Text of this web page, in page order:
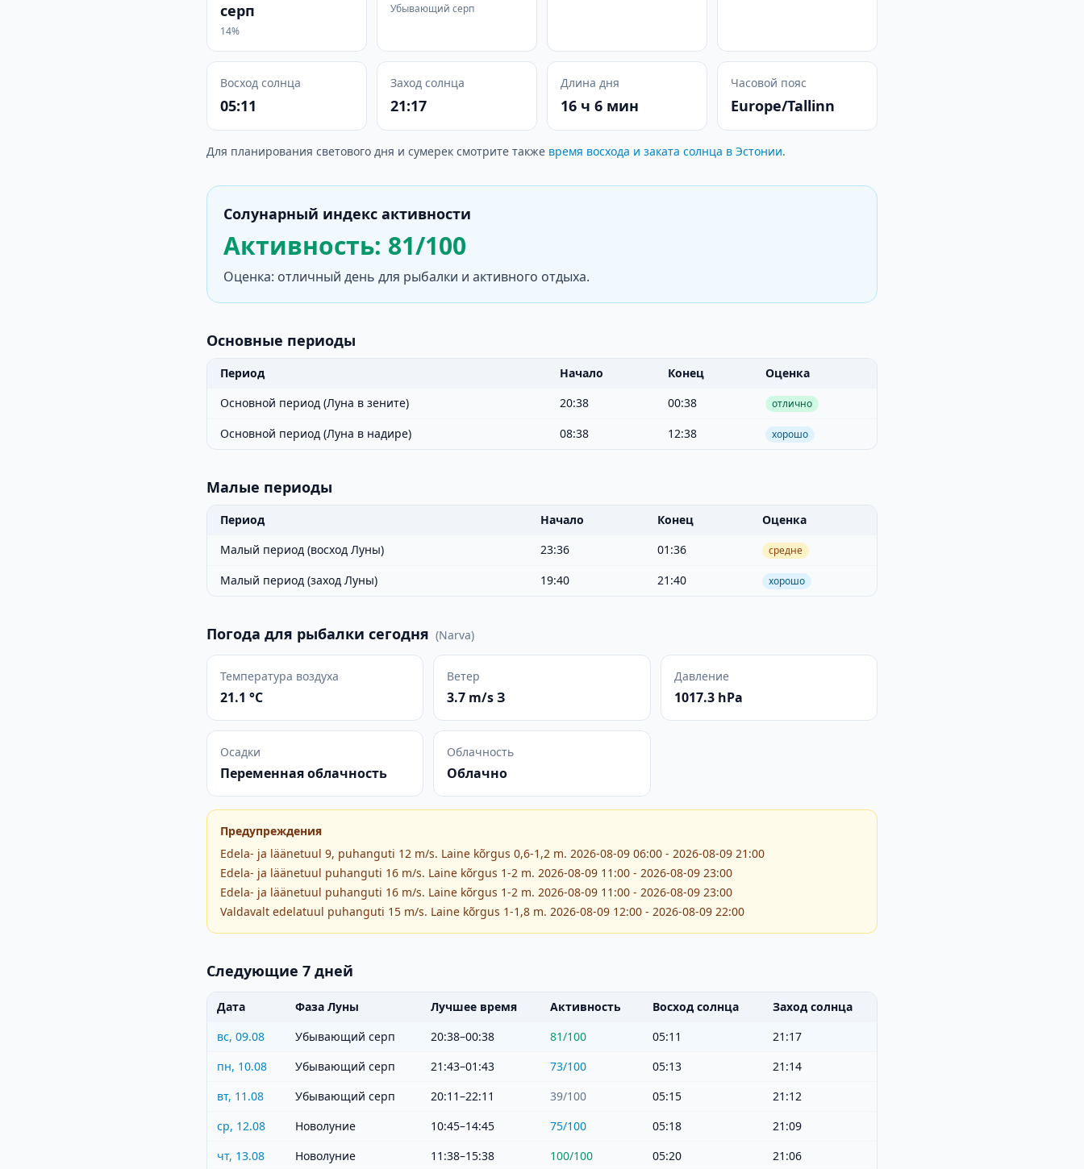
серп
14%
Убывающий серп
Восход солнца
05:11
Заход солнца
21:17
Длина дня
16 ч 6 мин
Часовой пояс
Europe/Tallinn
Для планирования светового дня и сумерек смотрите также время восхода и заката солнца в Эстонии.
Солунарный индекс активности
Активность: 81/100
Оценка: отличный день для рыбалки и активного отдыха.
Основные периоды
Период Начало Конец
Оценка
Основной период (Луна в зените)
20:38 00:38 отлично
Основной период (Луна в надире) 08:38 12:38 хорошо
Малые периоды
Период Начало Конец
Оценка
Малый период (восход Луны)
23:36 01:36 средне
Малый период (заход Луны) 19:40 21:40 хорошо
Погода для рыбалки сегодня (Narva)
Температура воздуха
21.1 °C
Ветер
3.7 m/s З
Давление
1017.3 hPa
Осадки
Переменная облачность
Облачность
Облачно
Предупреждения
Edela- ja läänetuul 9, puhanguti 12 m/s. Laine kõrgus 0,6-1,2 m. 2026-08-09 06:00 - 2026-08-09 21:00
Edela- ja läänetuul puhanguti 16 m/s. Laine kõrgus 1-2 m. 2026-08-09 11:00 - 2026-08-09 23:00
Edela- ja läänetuul puhanguti 16 m/s. Laine kõrgus 1-2 m. 2026-08-09 11:00 - 2026-08-09 23:00
Valdavalt edelatuul puhanguti 15 m/s. Laine kõrgus 1-1,8 m. 2026-08-09 12:00 - 2026-08-09 22:00
Следующие 7 дней
Дата Фаза Луны Лучшее время Активность Восход солнца
Заход солнца
вс, 09.08
Убывающий серп 20:38–00:38 81/100 05:11
21:17
пн, 10.08
Убывающий серп 21:43–01:43 73/100 05:13
21:14
вт, 11.08
Убывающий серп 20:11–22:11 39/100 05:15
21:12
ср, 12.08
Новолуние 10:45–14:45 75/100 05:18
21:09
чт, 13.08
Новолуние 11:38–15:38 100/100 05:20
21:06